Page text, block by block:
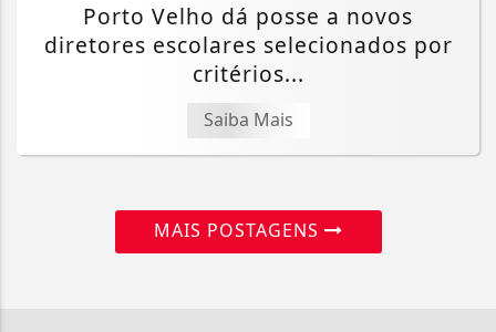
Porto Velho dá posse a novos
diretores escolares selecionados por
critérios...
Saiba Mais
MAIS POSTAGENS